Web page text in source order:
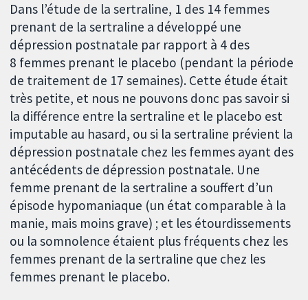
Dans l’étude de la sertraline, 1 des 14 femmes
prenant de la sertraline a développé une
dépression postnatale par rapport à 4 des
8 femmes prenant le placebo (pendant la période
de traitement de 17 semaines). Cette étude était
très petite, et nous ne pouvons donc pas savoir si
la différence entre la sertraline et le placebo est
imputable au hasard, ou si la sertraline prévient la
dépression postnatale chez les femmes ayant des
antécédents de dépression postnatale. Une
femme prenant de la sertraline a souffert d’un
épisode hypomaniaque (un état comparable à la
manie, mais moins grave) ; et les étourdissements
ou la somnolence étaient plus fréquents chez les
femmes prenant de la sertraline que chez les
femmes prenant le placebo.